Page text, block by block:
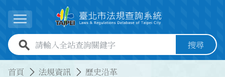
展開選單
全站查詢關鍵字欄位 搜尋
首頁 法規資訊 歷史沿革